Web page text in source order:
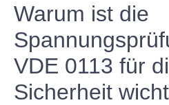
Warum ist die
VDE 0113 für
Sicherheit